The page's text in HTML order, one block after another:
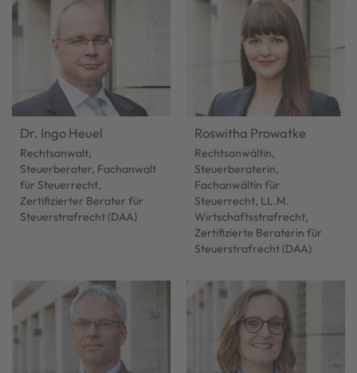
Dr. Ingo Heuel
Rechtsanwalt,
Steuerberater, Fachanwalt
für Steuerrecht,
Zertifizierter Berater für
Steuerstrafrecht (DAA)
Roswitha Prowatke
Rechtsanwältin,
Steuerberaterin,
Fachanwältin für
Steuerrecht, LL.M.
Wirtschaftsstrafrecht,
Zertifizierte Beraterin für
Steuerstrafrecht (DAA)